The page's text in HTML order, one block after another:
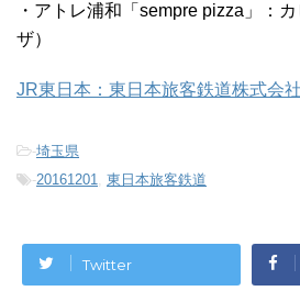
・アトレ浦和「sempre pizza」：
ザ）
JR東日本：東日本旅客鉄道株式会社
-埼玉県
-20161201, 東日本旅客鉄道
Twitter